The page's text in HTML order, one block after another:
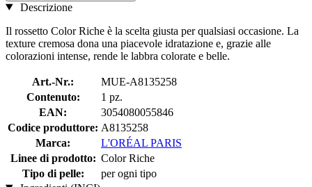
Descrizione
Il rossetto Color Riche è la scelta giusta per qualsiasi occasione. La
texture cremosa dona una piacevole idratazione e, grazie alle
colorazioni intense, rende le labbra colorate e belle.
Art.-Nr.:
MUE-A8135258
Contenuto:
1 pz.
EAN:
3054080055846
Codice produttore: A8135258
Marca:
L'ORÉAL PARIS
Linee di prodotto: Color Riche
Tipo di pelle:
per ogni tipo